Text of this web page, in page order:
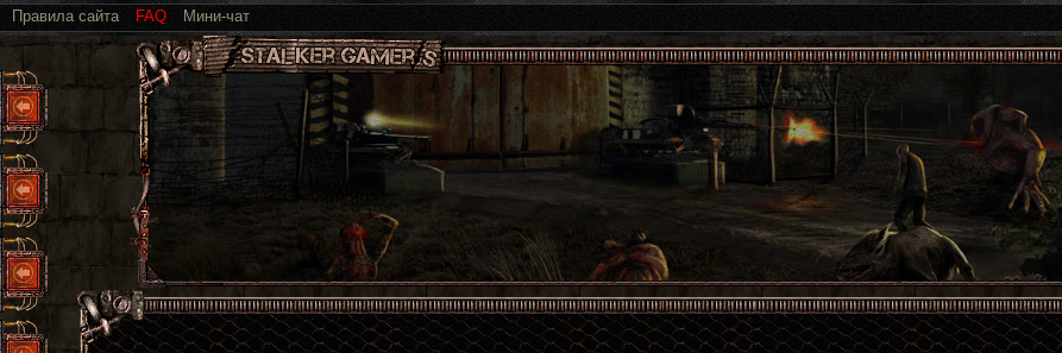
Правила сайта FAQ Мини-чат